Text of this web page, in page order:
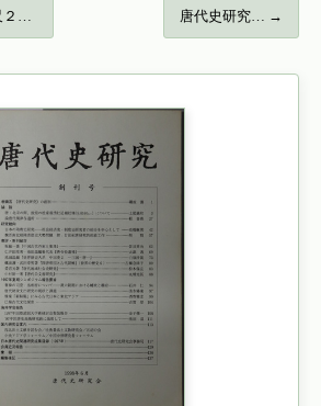
← 土地分類図 （縮尺２０万分１） 岡山県… 唐代史研究… →